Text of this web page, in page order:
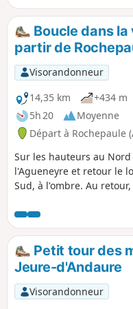
Boucle dans la
partir de
Visorandonneur
14,35 km
+434 m
5h 20
Moyenne
Départ à Rochepaule
Sur les hauteurs au
l'Agueneyre et retour le
Sud, à l'ombre. Au
passerelle rudimentaire
Petit tour des
Jeure-d'Andaure
Visorandonneur